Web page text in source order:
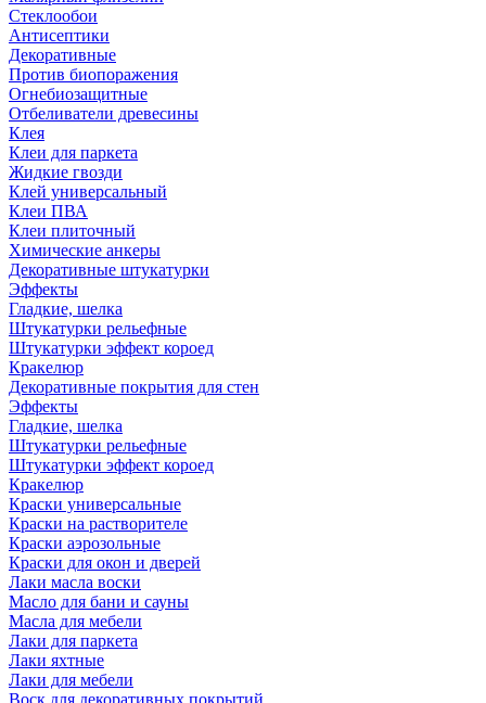
Стеклообои
Антисептики
Декоративные
Против биопоражения
Огнебиозащитные
Отбеливатели древесины
Клея
Клеи для паркета
Жидкие гвозди
Клей универсальный
Клеи ПВА
Клеи плиточный
Химические анкеры
Декоративные штукатурки
Эффекты
Гладкие, шелка
Штукатурки рельефные
Штукатурки эффект короед
Кракелюр
Декоративные покрытия для стен
Эффекты
Гладкие, шелка
Штукатурки рельефные
Штукатурки эффект короед
Кракелюр
Краски универсальные
Краски на растворителе
Краски аэрозольные
Краски для окон и дверей
Лаки масла воски
Масло для бани и сауны
Масла для мебели
Лаки для паркета
Лаки яхтные
Лаки для мебели
Воск для декоративных покрытий